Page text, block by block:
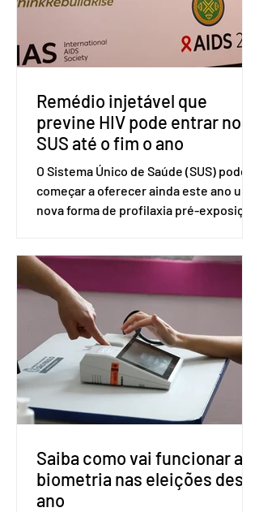
Exteriores, o Brasil considera que as
incompatíveis com as obrigações
assumidas pelos Estados Unid
Remédio injetável que
previne HIV pode entrar no
SUS até o fim o ano
O Sistema Único de Saúde (SUS) pode
começar a oferecer ainda este ano uma
nova forma de profilaxia pré-exposição
medicamento carbotegravir, que
impede a replicação do vírus de forma
prolongada e pode ser tomado a cada
dois meses. O pedido de inclusão vai
ser encaminhado pelo Ministério da
Saúde à Comissão Nacional de
Incorporação de Novas Tecnologias no
SUS (Conitec) na semana que vem. A
Conitec é um colegiado
Saiba como vai funcionar a
biometria nas eleições deste
ano